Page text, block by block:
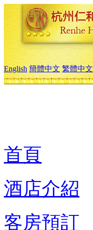
English 簡體中文 繁體中文
首頁
酒店介紹
客房預訂